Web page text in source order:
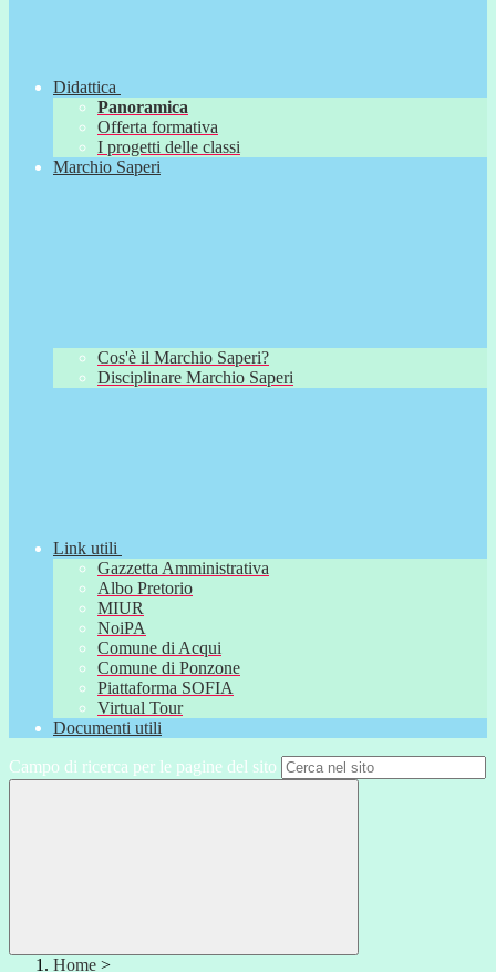
Didattica
Panoramica
Offerta formativa
I progetti delle classi
Marchio Saperi
Cos'è il Marchio Saperi?
Disciplinare Marchio Saperi
Link utili
Gazzetta Amministrativa
Albo Pretorio
MIUR
NoiPA
Comune di Acqui
Comune di Ponzone
Piattaforma SOFIA
Virtual Tour
Documenti utili
Campo di ricerca per le pagine del sito
Home >